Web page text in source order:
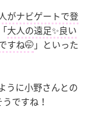
がナビゲートで登
大人の遠足✨良い
すね🤭 」といった
うに小野さんとの
ですね！